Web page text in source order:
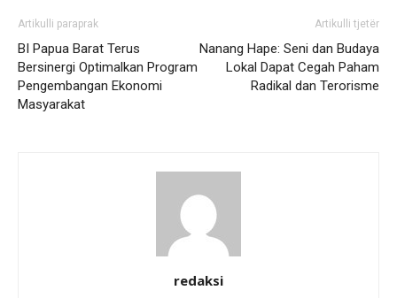
Artikulli paraprak
BI Papua Barat Terus
Bersinergi Optimalkan Program
Pengembangan Ekonomi
Masyarakat
Artikulli tjetër
Nanang Hape: Seni dan Budaya
Lokal Dapat Cegah Paham
Radikal dan Terorisme
redaksi